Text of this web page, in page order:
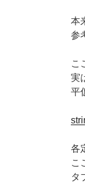
本
参
こ
実
平
各
こ
タ